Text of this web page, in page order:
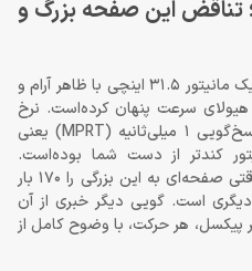
تناقض این صفحه بزرگ و
جالب‌ترین بخش ماجرا این‌جاست. یک مانیتور 31.5 اینچی با ظاهر آرام و
سرعت پنهان کرده‌است. نرخ
تازه‌سازی 170 هرتز در کنار زمان پاسخ‌گویی 1 میلی‌ثانیه (MPRT) یعنی
کندتر از دست شما بوده‌است.
تجربه‌ی حرکت در بازی‌های شوتر، وقتی صفحه‌ای به این بزرگی را 170 بار
دیگری است. گویی دیگر خبری از آن
هر حرکت، با وضوح کامل از